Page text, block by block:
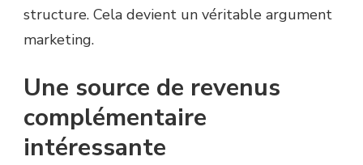
structure. Cela devient un véritable argument
marketing.
Une source de revenus
complémentaire
intéressante